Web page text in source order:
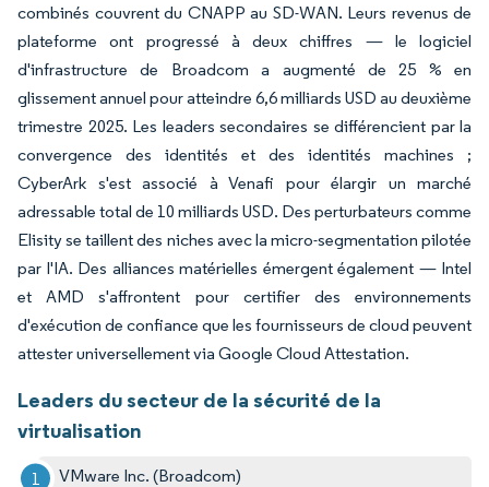
combinés couvrent du CNAPP au SD-WAN. Leurs revenus de
plateforme ont progressé à deux chiffres — le logiciel
d'infrastructure de Broadcom a augmenté de 25 % en
glissement annuel pour atteindre 6,6 milliards USD au deuxième
trimestre 2025. Les leaders secondaires se différencient par la
convergence des identités et des identités machines ;
CyberArk s'est associé à Venafi pour élargir un marché
adressable total de 10 milliards USD. Des perturbateurs comme
Elisity se taillent des niches avec la micro-segmentation pilotée
par l'IA. Des alliances matérielles émergent également — Intel
et AMD s'affrontent pour certifier des environnements
d'exécution de confiance que les fournisseurs de cloud peuvent
attester universellement via Google Cloud Attestation.
Leaders du secteur de la sécurité de la
virtualisation
VMware Inc. (Broadcom)